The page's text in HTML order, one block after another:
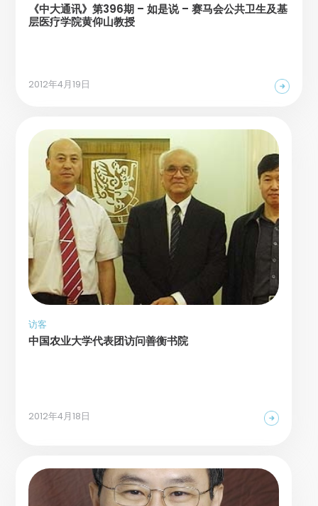
《中大通讯》第396期 – 如是说 – 赛马会公共卫生及基
层医疗学院黄仰山教授
2012年4月19日
访客
中国农业大学代表团访问善衡书院
2012年4月18日